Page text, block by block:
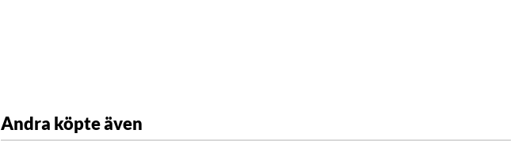
Andra köpte även